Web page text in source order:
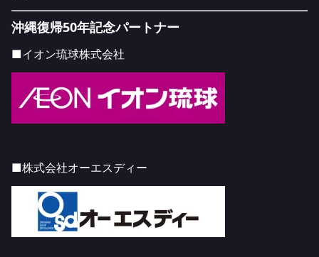
沖縄復帰50年記念パートナー
■イオン琉球株式会社
■株式会社オーエスディー